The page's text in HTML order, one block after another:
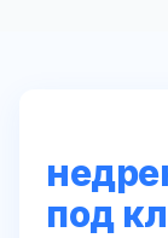
под